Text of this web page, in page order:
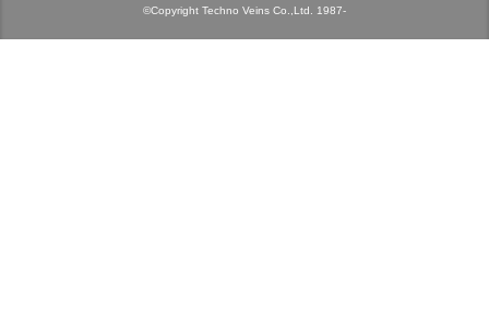
©Copyright Techno Veins Co.,Ltd. 1987-